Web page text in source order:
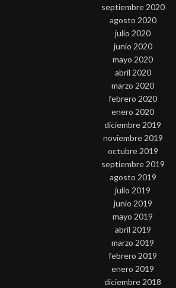
septiembre 2020
agosto 2020
julio 2020
junio 2020
mayo 2020
abril 2020
marzo 2020
febrero 2020
enero 2020
diciembre 2019
noviembre 2019
octubre 2019
septiembre 2019
agosto 2019
julio 2019
junio 2019
mayo 2019
abril 2019
marzo 2019
febrero 2019
enero 2019
diciembre 2018